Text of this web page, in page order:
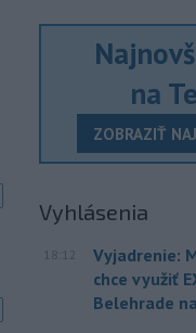
na
ZOBRAZIŤ
Vyhlásenia
18:12
Vyjadrenie:
chce využiť
Belehrade